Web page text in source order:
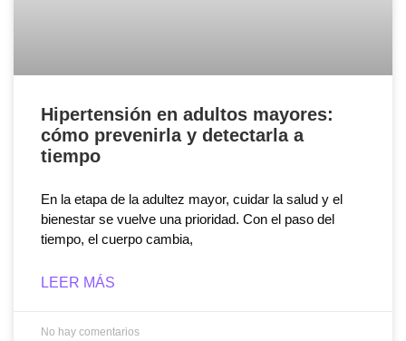
Hipertensión en adultos mayores:
cómo prevenirla y detectarla a
tiempo
En la etapa de la adultez mayor, cuidar la salud y el
bienestar se vuelve una prioridad. Con el paso del
tiempo, el cuerpo cambia,
LEER MÁS
No hay comentarios